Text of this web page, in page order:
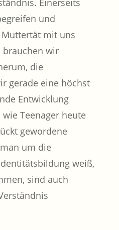
Einerseits
und
mit uns
brauchen wir
die
gerade eine höchst
Entwicklung
Teenager heute
gewordene
um die
weiß,
sind auch